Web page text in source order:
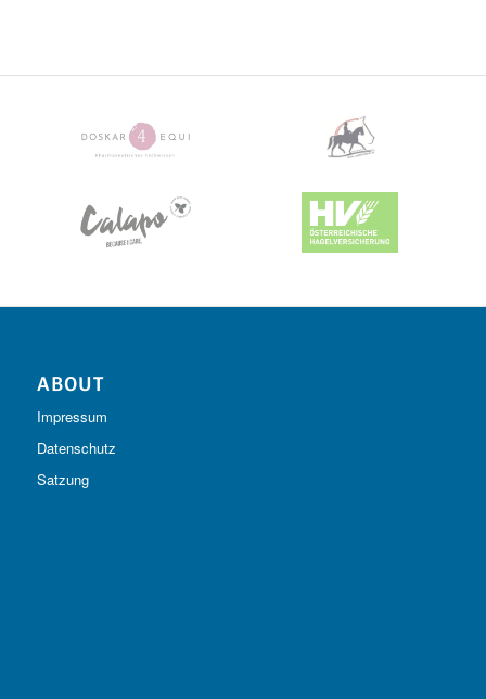
ABOUT
Impressum
Datenschutz
Satzung